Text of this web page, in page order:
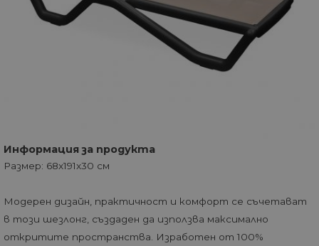
Информация за продукта
Размер: 68x191x30 см
Модерен дизайн, практичност и комфорт се съчетават
в този шезлонг, създаден да използва максимално
откритите пространства. Изработен от 100%